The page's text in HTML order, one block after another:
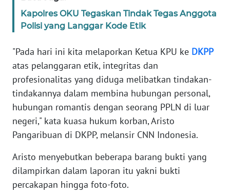
Kapolres OKU Tegaskan Tindak Tegas Anggota
Polisi yang Langgar Kode Etik
"Pada hari ini kita melaporkan Ketua KPU ke DKPP
atas pelanggaran etik, integritas dan
profesionalitas yang diduga melibatkan tindakan-
tindakannya dalam membina hubungan personal,
hubungan romantis dengan seorang PPLN di luar
negeri," kata kuasa hukum korban, Aristo
Pangaribuan di DKPP, melansir CNN Indonesia.
Aristo menyebutkan beberapa barang bukti yang
dilampirkan dalam laporan itu yakni bukti
percakapan hingga foto-foto.
TENTANG
PEDOMAN
MEDIA
SIBER
REDAKSI
KARIR
Wahana